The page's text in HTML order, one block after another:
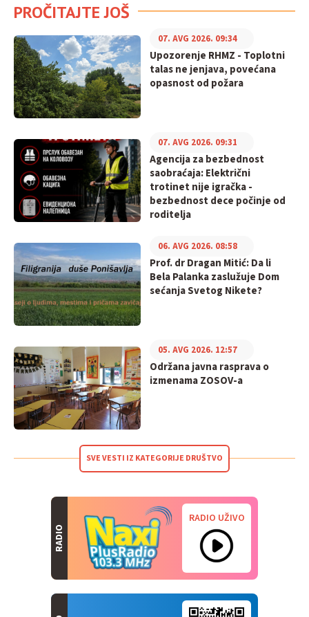
PROČITAJTE JOŠ
Upozorenje RHMZ - Toplotni
talas ne jenjava, povećana
opasnost od požara
07. AVG 2026. 09:34
Agencija za bezbednost
saobraćaja: Električni
trotinet nije igračka -
bezbednost dece počinje od
roditelja
07. AVG 2026. 09:31
Prof. dr Dragan Mitić: Da li
Bela Palanka zaslužuje Dom
sećanja Svetog Nikete?
06. AVG 2026. 08:58
Održana javna rasprava o
izmenama ZOSOV-a
05. AVG 2026. 12:57
SVE VESTI IZ KATEGORIJE DRUŠTVO
RADIO
RADIO UŽIVO